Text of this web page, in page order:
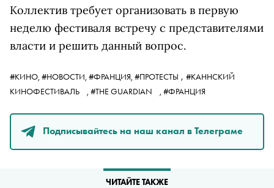
Коллектив требует организовать в первую
неделю фестиваля встречу с представителями
власти и решить данный вопрос.
#КИНО, #НОВОСТИ, #ФРАНЦИЯ, #ПРОТЕСТЫ , #КАННСКИЙ
КИНОФЕСТИВАЛЬ
, #THE GUARDIAN , #ФРАНЦИЯ
Подписывайтесь на наш канал в Телеграме
ЧИТАЙТЕ ТАКЖЕ